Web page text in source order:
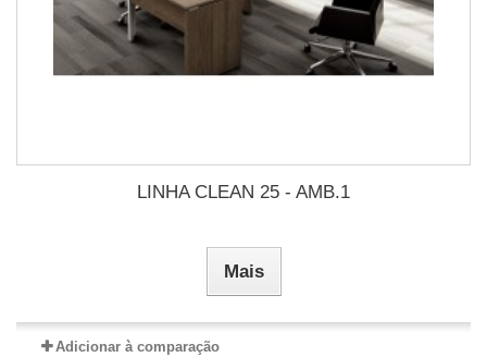
LINHA CLEAN 25 - AMB.1
Mais
Adicionar à comparação